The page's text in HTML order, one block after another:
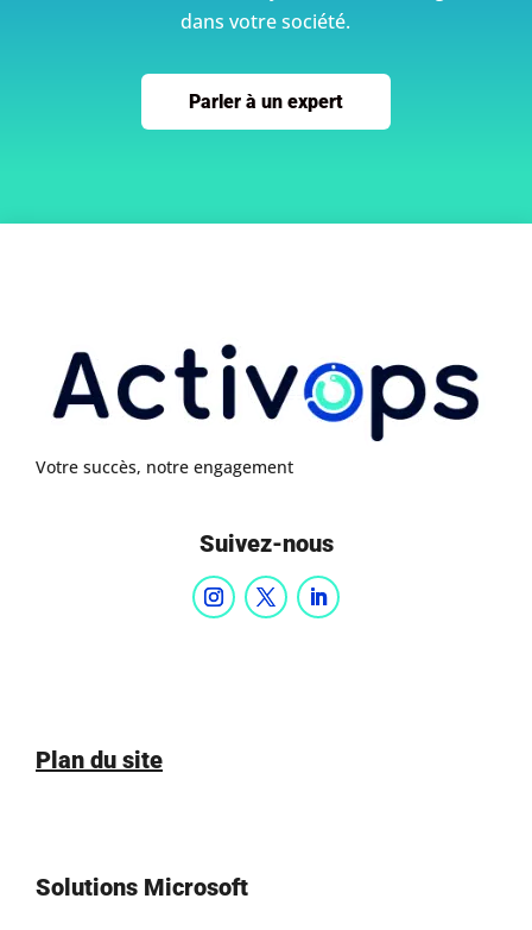
dans votre société.
Parler à un expert
Votre succès, notre engagement
Suivez-nous
Plan du site
Solutions Microsoft